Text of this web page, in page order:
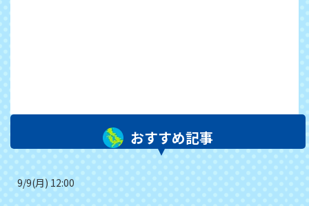
おすすめ記事
9/9(月) 12:00